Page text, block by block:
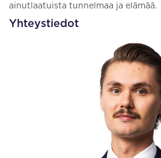
ainutlaatuista tunnelmaa ja elämää.
Yhteystiedot